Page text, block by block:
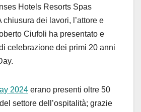
Hotels Resorts Spas
chiusura dei lavori, l’attore e
Ciufoli ha presentato e
celebrazione dei primi 20 anni
2024 erano presenti oltre 50
settore dell’ospitalità; grazie